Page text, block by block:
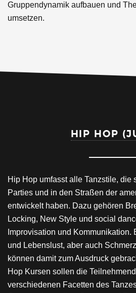
Gruppendynamik aufbauen und
umsetzen.
HIP HOP
Hip Hop umfasst alle Tanzstile, die
Parties und in den Straßen der
entwickelt haben. Dazu gehören
Locking, New Style und social
Improvisation und Kommunikation.
und Lebenslust, aber auch
können damit zum Ausdruck
Hop Kursen sollen die
verschiedenen Facetten des